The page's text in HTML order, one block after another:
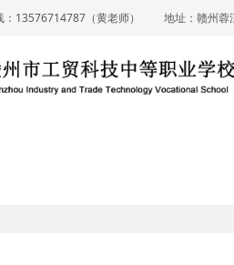
：13576714787（黄老师） 地址：赣州蓉